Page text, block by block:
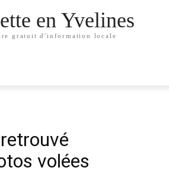
en Yvelines
gratuit d'information locale
volées